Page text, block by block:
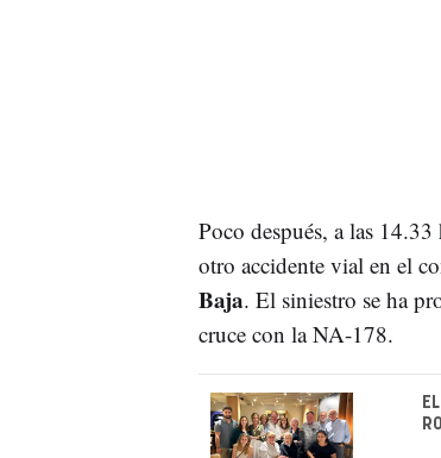
Poco después, a las
otro accidente vial en el
Baja. El siniestro se ha
cruce con la NA-178.